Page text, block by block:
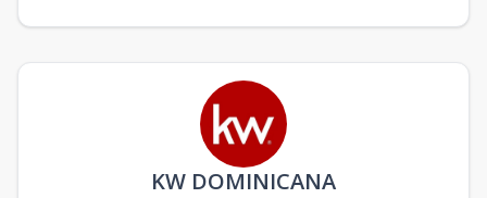
KW DOMINICANA